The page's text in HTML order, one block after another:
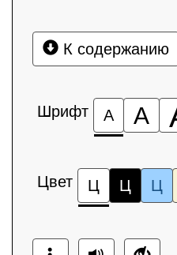
К содержанию
Шрифт А А
Цвет Ц Ц Ц